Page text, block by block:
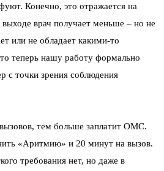
Конечно, это отражается на
врач получает меньше – но не
или не обладает какими-то
теперь нашу работу формально
с точки зрения соблюдения
тем больше заплатит ОМС.
«Аритмию» и 20 минут на вызов.
требования нет, но даже в